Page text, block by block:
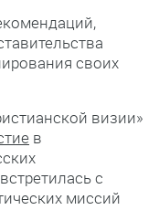
своих
визии»
в
с
миссий